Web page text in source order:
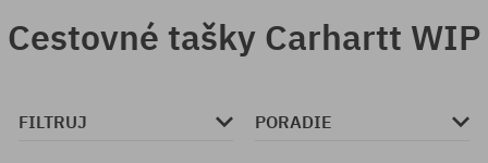
Cestovné tašky Carhartt WIP
FILTRUJ PORADIE